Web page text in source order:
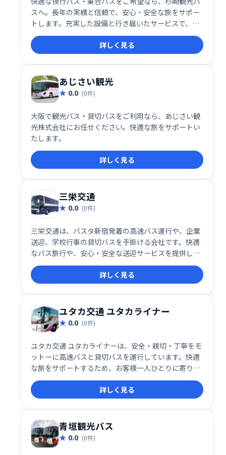
スへ。長年の実績と信頼で、安心・安全な旅をサポー
トします。充実した設備と行き届いたサービスで、目
的地まで快適にお過ごしいただけます。旅行の計画は
杉崎観光バスにお任せください。
詳しく見る
あじさい観光
0.0 (0件)
大阪で観光バス・貸切バスをご利用なら、あじさい観
光株式会社にお任せください。快適な旅をサポートい
たします。
詳しく見る
三栄交通
0.0 (0件)
三栄交通は、バスタ新宿発着の高速バス運行や、企業
送迎、学校行事の貸切バスを手掛ける会社です。快適
なバス旅行や、安心・安全な送迎サービスを提供して
います。お子様の遠足・修学旅行など、様々なニーズ
に対応いたします。信頼と実績に基づいた、質の高い
サービスをご提供します。
詳しく見る
ユタカ交通 ユタカライナー
0.0 (0件)
ユタカ交通 ユタカライナーは、安全・親切・丁寧をモ
ットーに高速バスと貸切バスを運行しています。快適
な旅をサポートするため、お客様一人ひとりに寄り添
ったサービスを提供しております。長年の経験と信頼
に基づき、安心してお任せいただける運行体制を整え
ています。ぜひ、ユタカライナーをご利用ください。
詳しく見る
青垣観光バス
0.0 (0件)